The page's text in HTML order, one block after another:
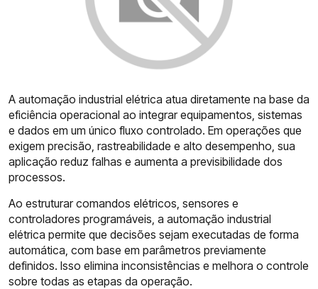
A automação industrial elétrica atua diretamente na base da
eficiência operacional ao integrar equipamentos, sistemas
e dados em um único fluxo controlado. Em operações que
exigem precisão, rastreabilidade e alto desempenho, sua
aplicação reduz falhas e aumenta a previsibilidade dos
processos.
Ao estruturar comandos elétricos, sensores e
controladores programáveis, a automação industrial
elétrica permite que decisões sejam executadas de forma
automática, com base em parâmetros previamente
definidos. Isso elimina inconsistências e melhora o controle
sobre todas as etapas da operação.